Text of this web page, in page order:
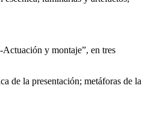
y montaje”, en tres
de la presentación; metáforas de la